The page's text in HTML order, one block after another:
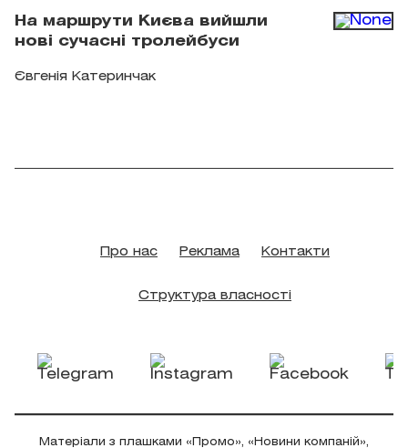
На маршрути Києва вийшли
нові сучасні тролейбуси
Євгенія Катеринчак
Про нас Реклама Контакти
Структура власності
Матеріали з плашками «Промо», «Новини компаній»,